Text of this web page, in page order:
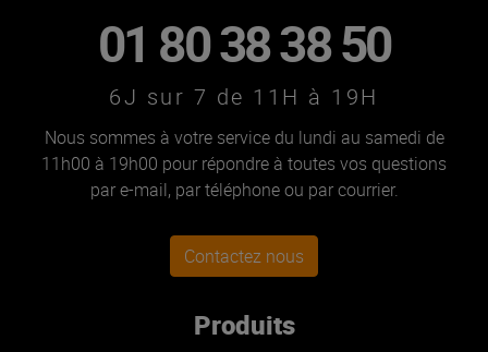
01 80 38 38 50
6J sur 7 de 11H à 19H
Nous sommes à votre service du lundi au samedi de
11h00 à 19h00 pour répondre à toutes vos questions
par e-mail, par téléphone ou par courrier.
Contactez nous
Produits